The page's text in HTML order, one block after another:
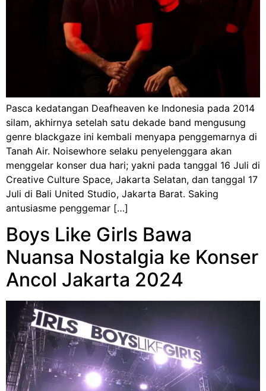
Pasca kedatangan Deafheaven ke Indonesia pada 2014
silam, akhirnya setelah satu dekade band mengusung
genre blackgaze ini kembali menyapa penggemarnya di
Tanah Air. Noisewhore selaku penyelenggara akan
menggelar konser dua hari; yakni pada tanggal 16 Juli di
Creative Culture Space, Jakarta Selatan, dan tanggal 17
Juli di Bali United Studio, Jakarta Barat. Saking
antusiasme penggemar […]
Boys Like Girls Bawa
Nuansa Nostalgia ke Konser
Ancol Jakarta 2024